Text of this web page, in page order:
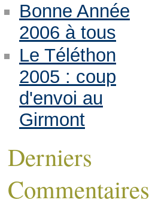
Bonne Année
2006 à tous
Le Téléthon
2005 : coup
d'envoi au
Girmont
Derniers
Commentaires